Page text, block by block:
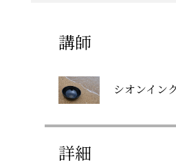
講師
シオンイン
詳細